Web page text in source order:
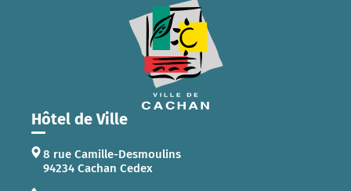
Hôtel de Ville
8 rue Camille-Desmoulins
94234 Cachan Cedex